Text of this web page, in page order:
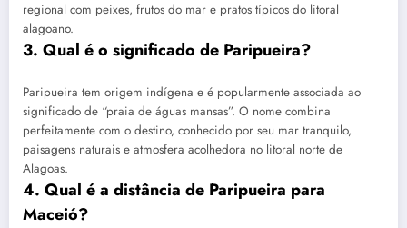
regional com peixes, frutos do mar e pratos típicos do litoral
alagoano.
3. Qual é o significado de Paripueira?
Paripueira tem origem indígena e é popularmente associada ao
significado de “praia de águas mansas”. O nome combina
perfeitamente com o destino, conhecido por seu mar tranquilo,
paisagens naturais e atmosfera acolhedora no litoral norte de
Alagoas.
4. Qual é a distância de Paripueira para
Maceió?